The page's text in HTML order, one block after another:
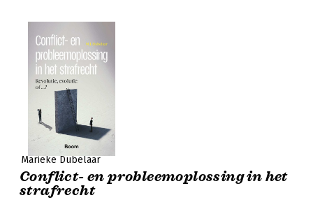
Marieke Dubelaar
Conflict- en probleemoplossing in het
strafrecht